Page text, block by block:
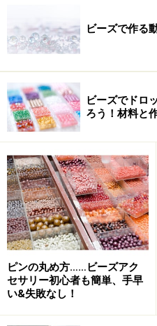
ビーズで作る
ビーズでドロ
ろう！材料と
ピンの丸め方……ビーズアク
セサリー初心者も簡単、手早
い&失敗なし！